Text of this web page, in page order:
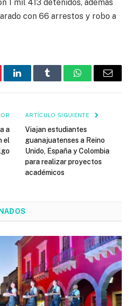
1 mil 413 detenidos, además
con 66 arrestos y robo a
LinkedInTumblr WhatsAppEmail
a
el
ARTÍCULO SIGUIENTE
Viajan estudiantes
guanajuatenses a Reino
Unido, España y Colombia
para realizar proyectos
académicos